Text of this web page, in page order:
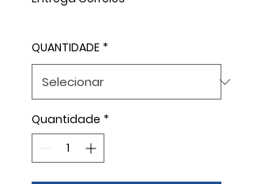
QUANTIDADE *
Quantidade *